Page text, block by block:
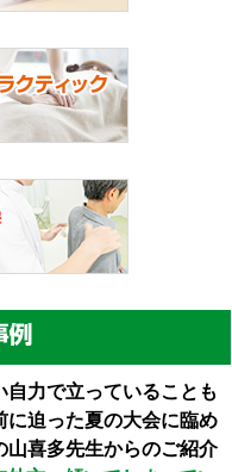
力で立っていることも
迫った夏の大会に臨め
山喜多先生からのご紹介